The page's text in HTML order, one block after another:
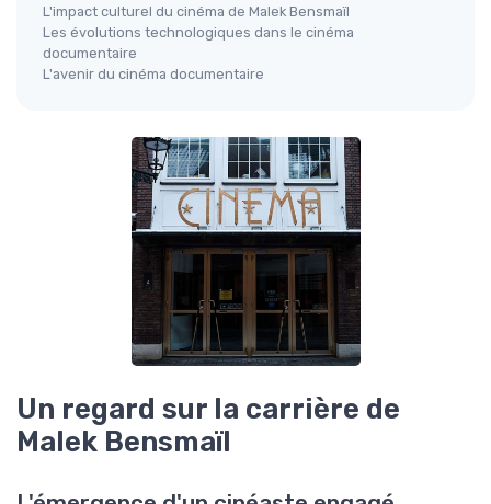
L'impact culturel du cinéma de Malek Bensmaïl
Les évolutions technologiques dans le cinéma
documentaire
L'avenir du cinéma documentaire
Un regard sur la carrière de
Malek Bensmaïl